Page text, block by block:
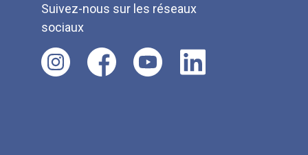
Suivez-nous sur les réseaux
sociaux